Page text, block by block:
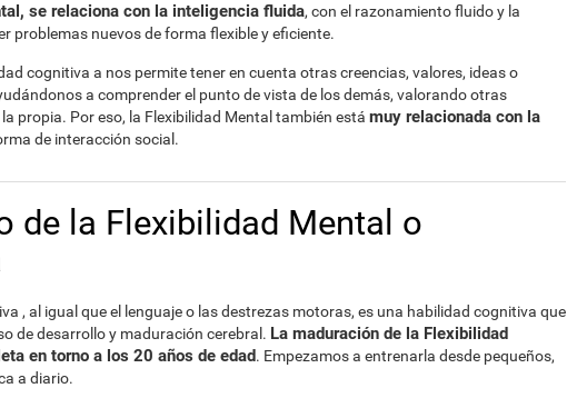
se relaciona con la inteligencia fluida, con el razonamiento fluido y la
problemas nuevos de forma flexible y eficiente.
cognitiva a nos permite tener en cuenta otras creencias, valores, ideas o
a comprender el punto de vista de los demás, valorando otras
propia. Por eso, la Flexibilidad Mental también está muy relacionada con la
de interacción social.
de la Flexibilidad Mental o
, al igual que el lenguaje o las destrezas motoras, es una habilidad cognitiva que
de desarrollo y maduración cerebral. La maduración de la Flexibilidad
en torno a los 20 años de edad. Empezamos a entrenarla desde pequeños,
a diario.